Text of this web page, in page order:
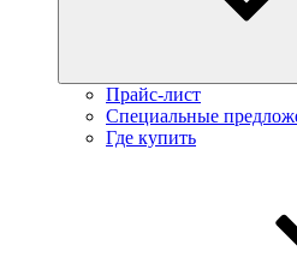
Прайс-лист
Специальные
Где купить